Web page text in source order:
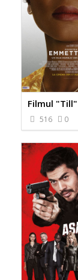
Filmul "Till"
516 0